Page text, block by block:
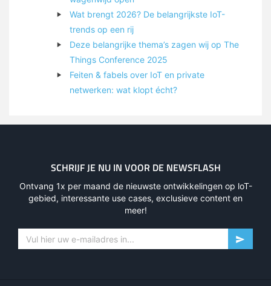
Wat brengt 2026? De belangrijkste IoT-
trends op een rij
Deze belangrijke thema’s zagen wij op The
Things Conference 2025
Feiten & fabels over IoT en private
netwerken: wat klopt écht?
SCHRIJF JE NU IN VOOR DE NEWSFLASH
Ontvang 1x per maand de nieuwste ontwikkelingen op loT-
gebied, interessante use cases, exclusieve content en
meer!